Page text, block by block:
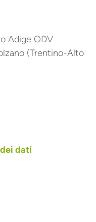
Adige ODV
(Trentino-Alto
dati